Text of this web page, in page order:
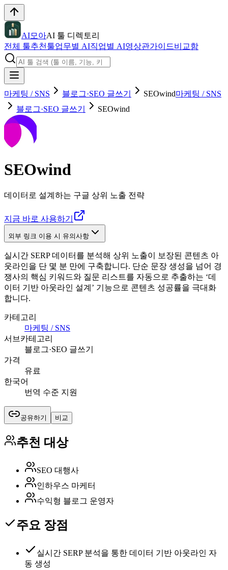
AI모아AI 툴 디렉토리
전체 툴추천툴업무별 AI직업별 AI영상관가이드비교함
마케팅 / SNS 블로그·SEO 글쓰기 SEOwind마케팅 / SNS
블로그·SEO 글쓰기
SEOwind
SEOwind
데이터로 설계하는 구글 상위 노출 전략
지금 바로 사용하기
외부 링크 이용 시 유의사항
실시간 SERP 데이터를 분석해 상위 노출이 보장된 콘텐츠 아
웃라인을 단 몇 분 만에 구축합니다. 단순 문장 생성을 넘어 경
쟁사의 핵심 키워드와 질문 리스트를 자동으로 추출하는 ‘데
이터 기반 아웃라인 설계’ 기능으로 콘텐츠 성공률을 극대화
합니다.
카테고리
마케팅 / SNS
서브카테고리
블로그·SEO 글쓰기
가격
유료
한국어
번역 수준 지원
공유하기 비교
추천 대상
SEO 대행사
인하우스 마케터
수익형 블로그 운영자
주요 장점
실시간 SERP 분석을 통한 데이터 기반 아웃라인 자
동 생성